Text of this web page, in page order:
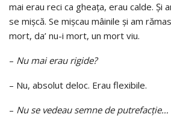
mai erau reci ca gheaţa, erau calde. Şi
se mişcă. Se mişcau mâinile şi am
mort, da’ nu-i mort, un mort viu.
– Nu mai erau rigide?
– Nu, absolut deloc. Erau flexibile.
– Nu se vedeau semne de putrefacţie…